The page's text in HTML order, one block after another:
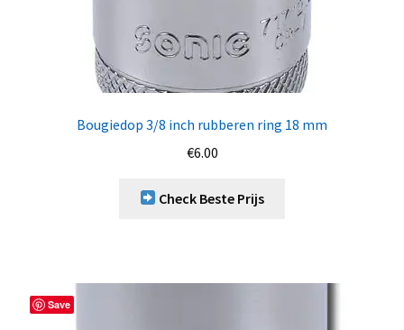
Bougiedop 3/8 inch rubberen ring 18 mm
€6.00
Check Beste Prijs
Save